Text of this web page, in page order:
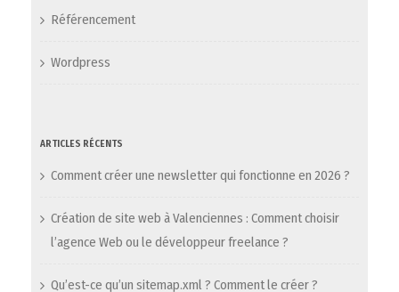
Référencement
Wordpress
ARTICLES RÉCENTS
Comment créer une newsletter qui fonctionne en 2026 ?
Création de site web à Valenciennes : Comment choisir
l’agence Web ou le développeur freelance ?
Qu’est-ce qu’un sitemap.xml ? Comment le créer ?